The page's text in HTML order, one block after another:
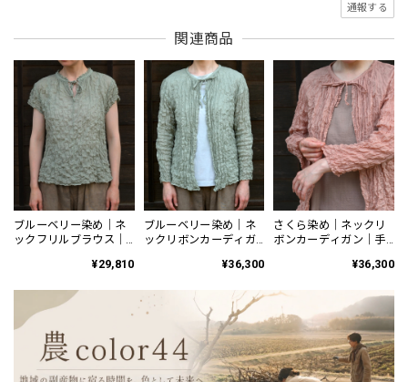
通報する
関連商品
ブルーベリー染め｜ネ
ックフリルブラウス｜
¥29,810
ブルーベリー染め｜ネ
ックリボンカーディガ
¥36,300
さくら染め｜ネックリ
ボンカーディガン｜手
¥36,300